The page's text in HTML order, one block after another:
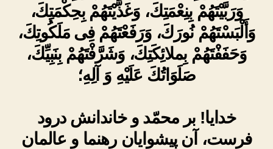
وَرَبَّيْتَهُمْ بِنِعْمَتِكَ، وَغَذَّيْتَهُمْ بِحِكْمَتِكَ،
وَأَلْبَسْتَهُمْ نُورَكَ، وَرَفَعْتَهُمْ فِى مَلَكُوتِكَ،
وَحَفَفْتَهُمْ بِملائِكَتِكَ، وَشَرَّفْتَهُمْ بِنَبِيِّكَ،
صَلَوَاتُكَ عَلَيْهِ وَ آلِهِ؛
خدایا! بر محمّد و خاندانش درود
فرست، آن پیشوایان رهنما و عالمان